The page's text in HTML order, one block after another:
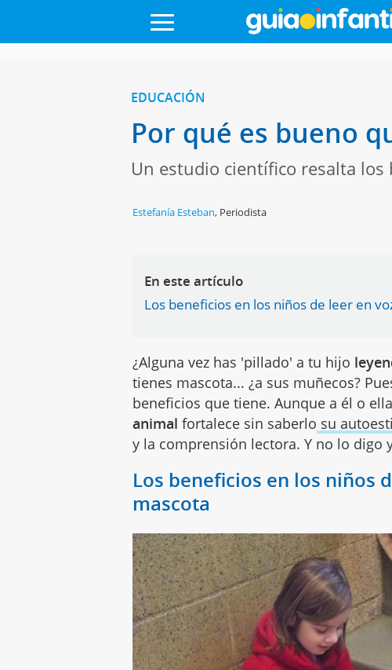
EDUCACIÓN
Por qué es bueno
Un estudio científico resalta los
Estefanía Esteban, Periodista
En este artículo
Los beneficios en los niños de leer en
¿Alguna vez has 'pillado' a tu hijo
tienes mascota... ¿a sus muñecos?
beneficios que tiene. Aunque a él o
animal fortalece sin saberlo su
y la comprensión lectora. Y no lo digo
Los beneficios en los niños
mascota